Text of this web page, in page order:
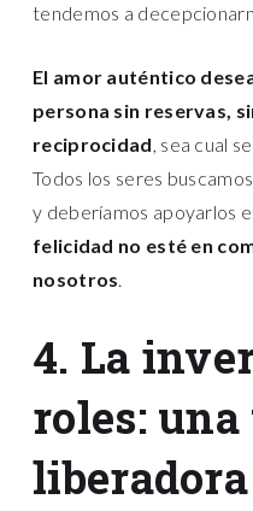
tendemos a
El amor auténtico
persona sin reservas,
reciprocidad, sea cual
Todos los seres
y deberíamos apoyarlos
felicidad no esté en
nosotros.
4. La
roles:
liberadora